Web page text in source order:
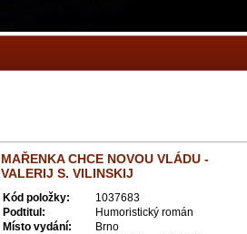
MAŘENKA CHCE NOVOU VLÁDU -
VALERIJ S. VILINSKIJ
Kód položky:
1037683
Podtitul:
Humoristický román
Místo vydání:
Brno